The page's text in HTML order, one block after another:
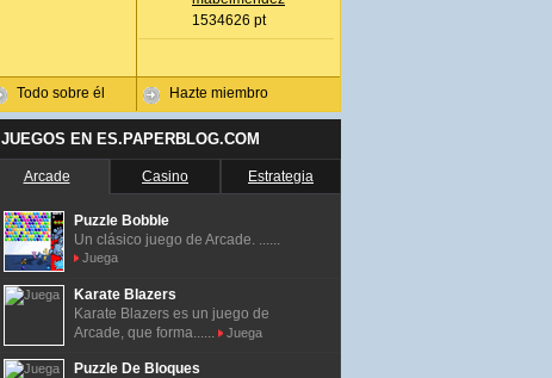
Todo sobre él
1534626 pt
Hazte miembro
JUEGOS EN ES.PAPERBLOG.COM
Arcade Casino Estrategia
Puzzle Bobble
Un clásico juego de Arcade. ......
Juega
Karate Blazers
Karate Blazers es un juego de
Arcade, que forma......
Juega
Puzzle De Bloques